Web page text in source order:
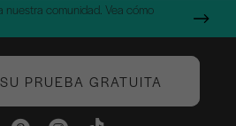
nuestra comunidad. Vea cómo
PRUEBA GRATUITA